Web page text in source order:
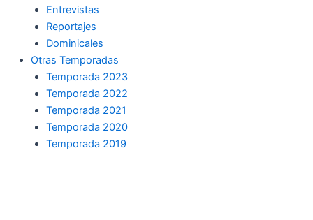
Entrevistas
Reportajes
Dominicales
Otras Temporadas
Temporada 2023
Temporada 2022
Temporada 2021
Temporada 2020
Temporada 2019